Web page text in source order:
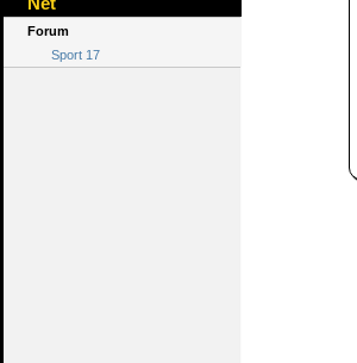
Forum
Sport 17